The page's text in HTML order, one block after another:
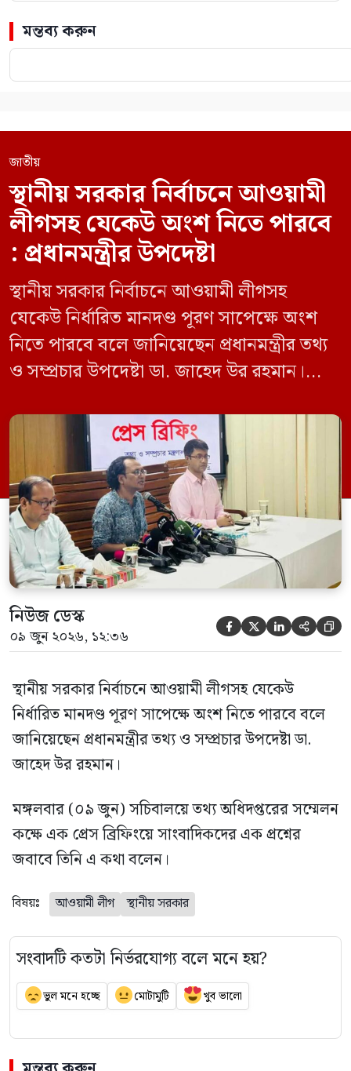
মন্তব্য করুন
জাতীয়
স্থানীয় সরকার নির্বাচনে আওয়ামী
লীগসহ যেকেউ অংশ নিতে পারবে
: প্রধানমন্ত্রীর উপদেষ্টা
স্থানীয় সরকার নির্বাচনে আওয়ামী লীগসহ
যেকেউ নির্ধারিত মানদণ্ড পূরণ সাপেক্ষে অংশ
নিতে পারবে বলে জানিয়েছেন প্রধানমন্ত্রীর তথ্য
ও সম্প্রচার উপদেষ্টা ডা. জাহেদ উর রহমান।
সম্মেলন কক্ষে এক প্রেস ব্রিফিংয়ে সাংবাদিকদের
এক প্রশ্নের জবাবে তিনি এ কথা বলেন।
নিউজ ডেস্ক
০৯ জুন ২০২৬, ১২:৩৬     
স্থানীয় সরকার নির্বাচনে আওয়ামী লীগসহ যেকেউ
নির্ধারিত মানদণ্ড পূরণ সাপেক্ষে অংশ নিতে পারবে বলে
জানিয়েছেন প্রধানমন্ত্রীর তথ্য ও সম্প্রচার উপদেষ্টা ডা.
জাহেদ উর রহমান।
মঙ্গলবার (০৯ জুন) সচিবালয়ে তথ্য অধিদপ্তরের সম্মেলন
কক্ষে এক প্রেস ব্রিফিংয়ে সাংবাদিকদের এক প্রশ্নের
জবাবে তিনি এ কথা বলেন।
বিষয়ঃ আওয়ামী লীগ স্থানীয় সরকার
সংবাদটি কতটা নির্ভরযোগ্য বলে মনে হয়?
ভুল মনে হচ্ছে মোটামুটি খুব ভালো